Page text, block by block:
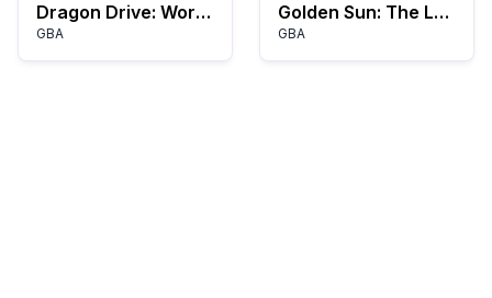
Dragon Drive: World D Break
GBA
Golden Sun: The Lost Age
GBA